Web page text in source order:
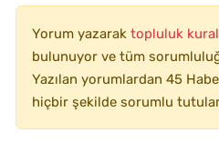
Yorum yazarak topluluk
bulunuyor ve tüm
Yazılan yorumlardan 45
hiçbir şekilde sorumlu